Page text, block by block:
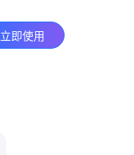
立即使用